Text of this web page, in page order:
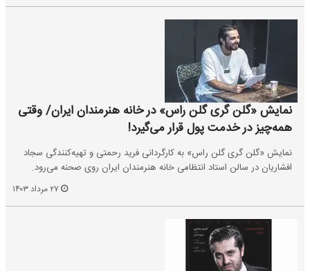
نمایش «گلن گری گلن راس» در خانه هنرمندان ایران/ وقتی
همه‌چیز در خدمت پول قرار می‌گیرد!
نمایش «گلن گری گلن راس» به کارگردانی فرید رحمتی و تهیه‌کنندگی سجاد
افشاریان در سالن استاد انتظامی خانه هنرمندان ایران روی صحنه می‌رود.